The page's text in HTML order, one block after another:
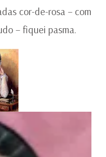
cor-de-rosa – com
– fiquei pasma.